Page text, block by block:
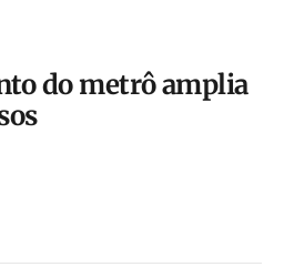
do metrô amplia